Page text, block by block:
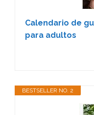
Calendario de
para adultos
BESTSELLER NO. 2